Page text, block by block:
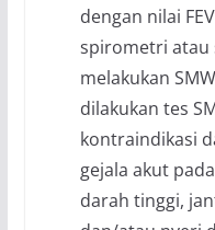
dengan nilai
spirometri atau
melakukan
dilakukan tes
kontraindikasi
gejala akut
darah tinggi,